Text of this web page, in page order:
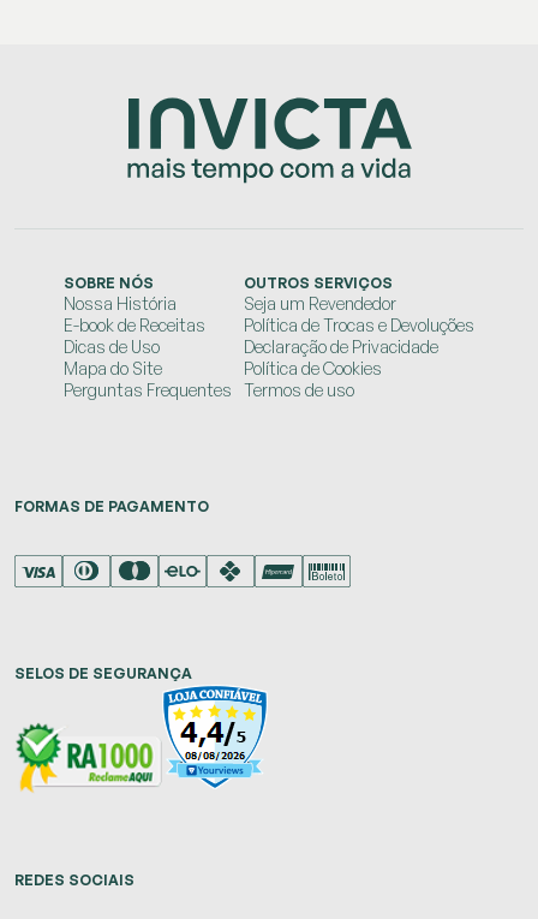
SOBRE NÓS
Nossa História
E-book de Receitas
Dicas de Uso
Mapa do Site
Perguntas Frequentes
OUTROS SERVIÇOS
Seja um Revendedor
Política de Trocas e Devoluções
Declaração de Privacidade
Política de Cookies
Termos de uso
FORMAS DE PAGAMENTO
SELOS DE SEGURANÇA
REDES SOCIAIS